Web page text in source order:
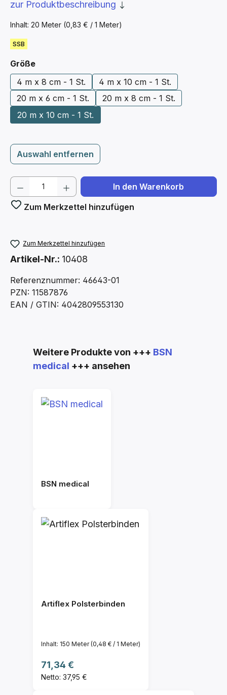
Inhalt: 20 Meter (0,83 € / 1 Meter)
SSB
zur Produktbeschreibung
Größeauswählen
4 m x 8 cm - 1 St.
4 m x 10 cm - 1 St.
20 m x 6 cm - 1 St.
20 m x 8 cm - 1 St.
20 m x 10 cm - 1 St.
Auswahl entfernen
Produkt Anzahl: Gib den gewünschten
In den Warenkorb
Zum Merkzettel hinzufügen
Zum Merkzettel hinzufügen
Artikel-Nr.: 10408
Referenznummer: 46643-01
PZN: 11587876
EAN / GTIN: 4042809553130
Produktgalerie überspringen
Weitere Produkte von +++ BSN
medical +++ ansehen
BSN medical
Artiflex Polsterbinden
Inhalt: 150 Meter(0,48 € / 1 Meter)
Regulärer Preis:
71,34 €
Netto: 37,95 €